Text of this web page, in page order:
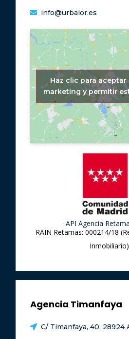
info@urbalor.es
Haz clic para
marketing y permitir
API Agencia
RAIN Retamas: 000214/18
Inmobiliario)
Agencia Timanfaya
C/ Timanfaya, 40, 28924